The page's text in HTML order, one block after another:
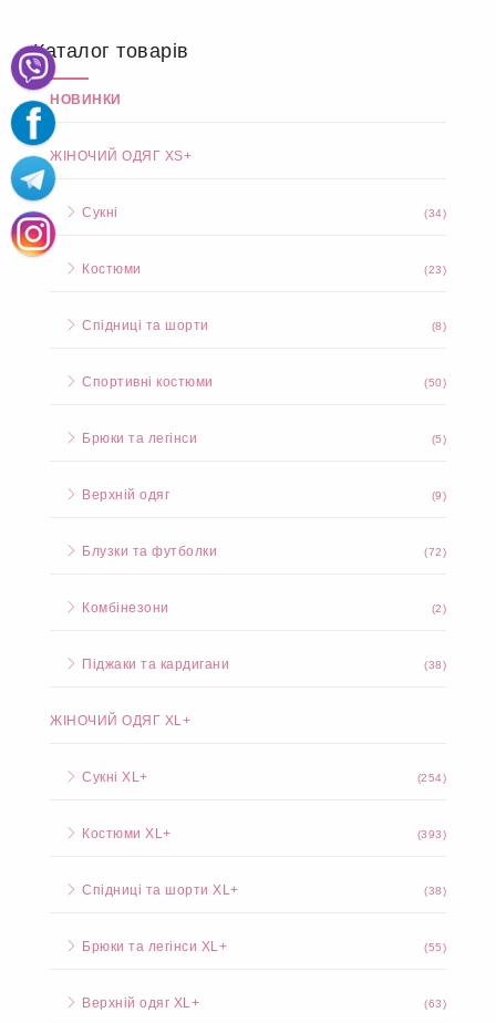
Каталог товарів
НОВИНКИ
ЖІНОЧИЙ ОДЯГ XS+
Сукні (34)
Костюми (23)
Спідниці та шорти (8)
Спортивні костюми (50)
Брюки та легінси (5)
Верхній одяг (9)
Блузки та футболки (72)
Комбінезони (2)
Піджаки та кардигани (38)
ЖІНОЧИЙ ОДЯГ XL+
Сукні XL+ (254)
Костюми XL+ (393)
Спідниці та шорти XL+ (38)
Брюки та легінси XL+ (55)
Верхній одяг XL+ (63)